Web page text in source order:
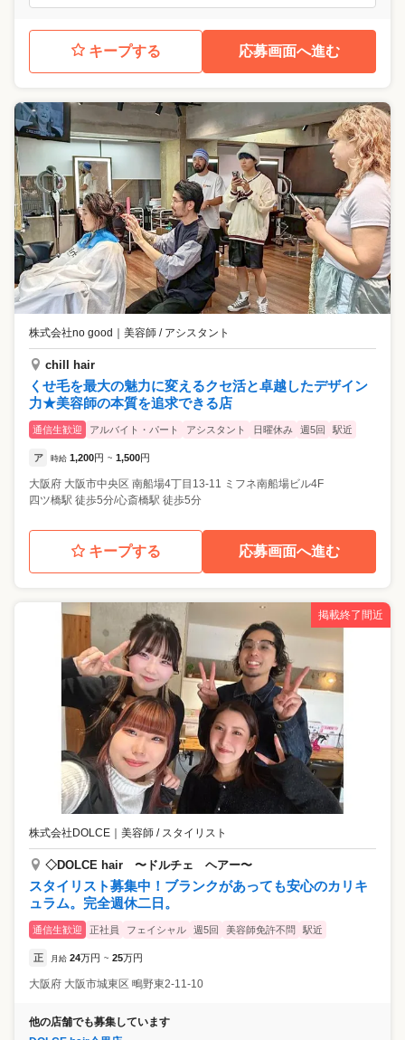
キープする 応募画面へ進む
株式会社no good 美容師 / アシスタント
chill hair
くせ毛を最大の魅力に変えるクセ活と卓越したデザイン
力★美容師の本質を追求できる店
通信生歓迎 アルバイト・パート アシスタント 日曜休み 週5回 駅近
ア 時給 1,200円 ~ 1,500円
大阪府 大阪市中央区 南船場4丁目13-11 ミフネ南船場ビル4F
四ツ橋駅 徒歩5分/心斎橋駅 徒歩5分
キープする 応募画面へ進む
掲載終了間近
株式会社DOLCE 美容師 / スタイリスト
◇DOLCE hair 〜ドルチェ ヘアー〜
スタイリスト募集中！ブランクがあっても安心のカリキ
ュラム。完全週休二日。
通信生歓迎 正社員 フェイシャル 週5回 美容師免許不問 駅近
正 月給 24万円 ~ 25万円
大阪府 大阪市城東区 鴫野東2-11-10
他の店舗でも募集しています